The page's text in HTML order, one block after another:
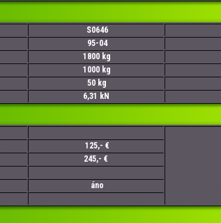
S0646
95-04
1800 kg
1000 kg
50 kg
6,31 kN
125,- €
245,- €
áno